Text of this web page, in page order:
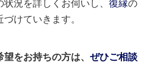
状況を詳しくお伺いし、復縁の
けていきます。
望をお持ちの方は、ぜひご相談